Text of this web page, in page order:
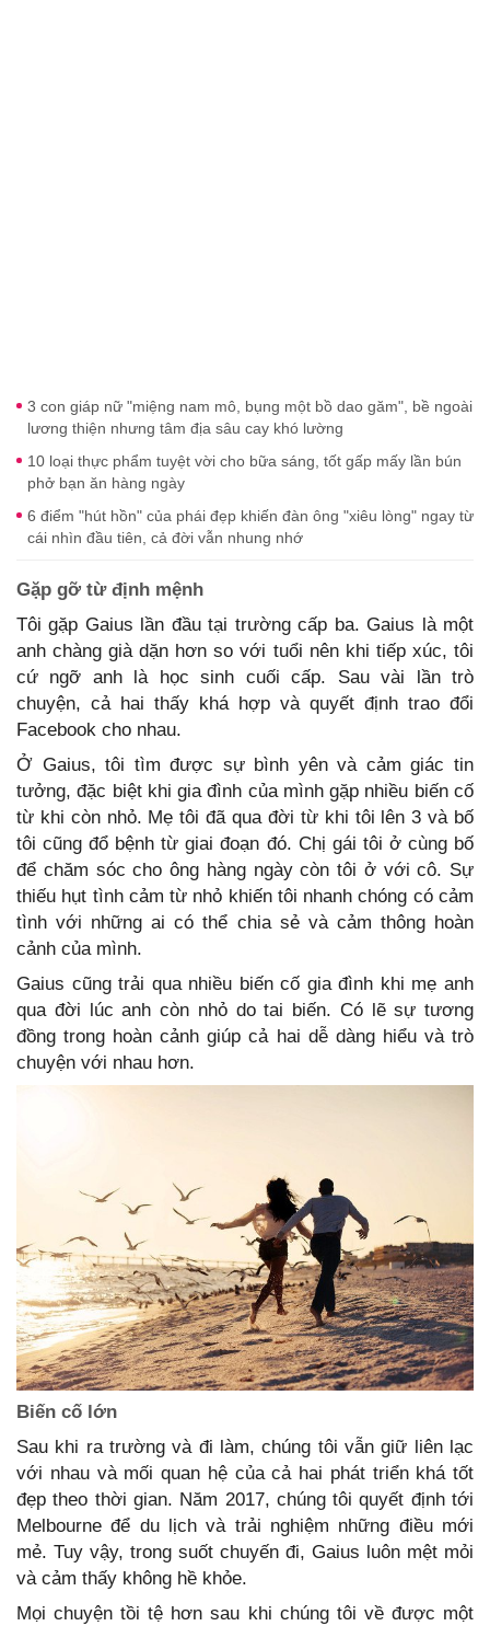
3 con giáp nữ "miệng nam mô, bụng một bồ dao găm", bề ngoài
lương thiện nhưng tâm địa sâu cay khó lường
10 loại thực phẩm tuyệt vời cho bữa sáng, tốt gấp mấy lần bún
phở bạn ăn hàng ngày
6 điểm "hút hồn" của phái đẹp khiến đàn ông "xiêu lòng" ngay từ
cái nhìn đầu tiên, cả đời vẫn nhung nhớ
Gặp gỡ từ định mệnh
Tôi gặp Gaius lần đầu tại trường cấp ba. Gaius là một
anh chàng già dặn hơn so với tuổi nên khi tiếp xúc, tôi
cứ ngỡ anh là học sinh cuối cấp. Sau vài lần trò
chuyện, cả hai thấy khá hợp và quyết định trao đổi
Facebook cho nhau.
Ở Gaius, tôi tìm được sự bình yên và cảm giác tin
tưởng, đặc biệt khi gia đình của mình gặp nhiều biến cố
từ khi còn nhỏ. Mẹ tôi đã qua đời từ khi tôi lên 3 và bố
tôi cũng đổ bệnh từ giai đoạn đó. Chị gái tôi ở cùng bố
để chăm sóc cho ông hàng ngày còn tôi ở với cô. Sự
thiếu hụt tình cảm từ nhỏ khiến tôi nhanh chóng có cảm
tình với những ai có thể chia sẻ và cảm thông hoàn
cảnh của mình.
Gaius cũng trải qua nhiều biến cố gia đình khi mẹ anh
qua đời lúc anh còn nhỏ do tai biến. Có lẽ sự tương
đồng trong hoàn cảnh giúp cả hai dễ dàng hiểu và trò
chuyện với nhau hơn.
Biến cố lớn
Sau khi ra trường và đi làm, chúng tôi vẫn giữ liên lạc
với nhau và mối quan hệ của cả hai phát triển khá tốt
đẹp theo thời gian. Năm 2017, chúng tôi quyết định tới
Melbourne để du lịch và trải nghiệm những điều mới
mẻ. Tuy vậy, trong suốt chuyến đi, Gaius luôn mệt mỏi
và cảm thấy không hề khỏe.
Mọi chuyện tồi tệ hơn sau khi chúng tôi về được một